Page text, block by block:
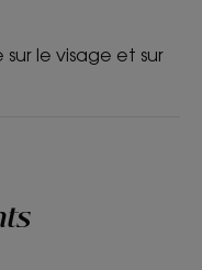
bébé est
et sent
hydrate
peau
le visage et sur